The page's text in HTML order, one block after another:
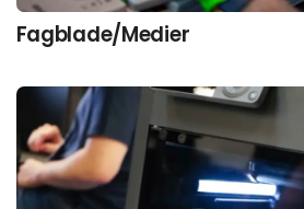
Fagblade/Medier